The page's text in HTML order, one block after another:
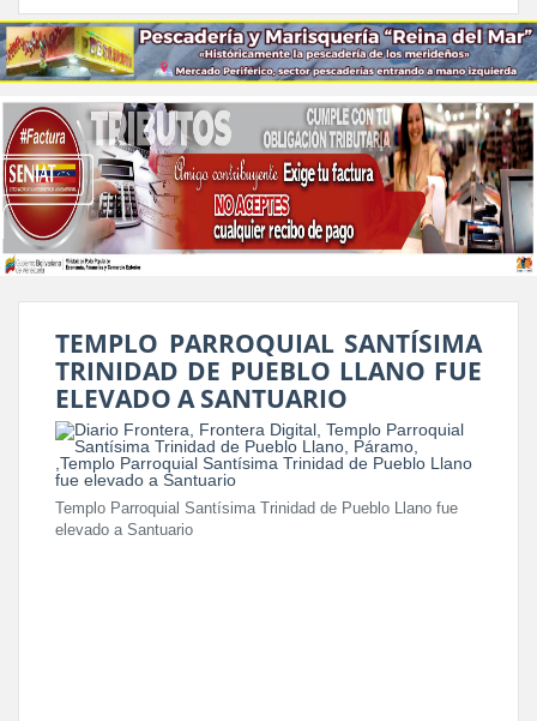
TEMPLO PARROQUIAL SANTÍSIMA
TRINIDAD DE PUEBLO LLANO FUE
ELEVADO A SANTUARIO
Templo Parroquial Santísima Trinidad de Pueblo Llano fue
elevado a Santuario